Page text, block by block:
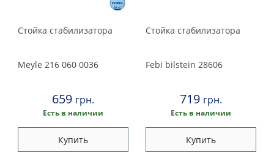
Стойка стабилизатора
Meyle 216 060 0036
659 грн.
Есть в наличии
Купить
Стойка стабилизатора
Febi bilstein 28606
719 грн.
Есть в наличии
Купить